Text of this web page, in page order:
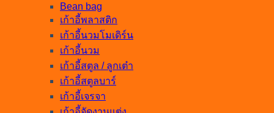
Bean bag
เก้าอี้พลาสติก
เก้าอี้นวมโมเดิร์น
เก้าอี้นวม
เก้าอี้สตูล / ลูกเต๋า
เก้าอี้สตูลบาร์
เก้าอี้เจรจา